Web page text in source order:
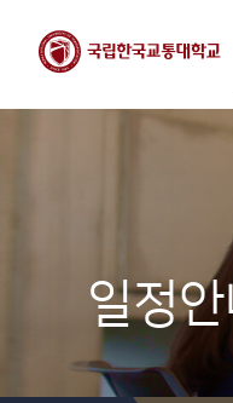
한국교통대
대학일
일정